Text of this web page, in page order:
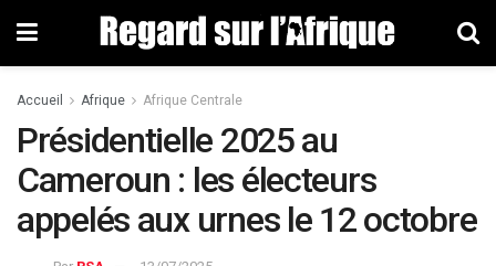
Accueil Afrique Afrique Centrale
Présidentielle 2025 au
Cameroun : les électeurs
appelés aux urnes le 12 octobre